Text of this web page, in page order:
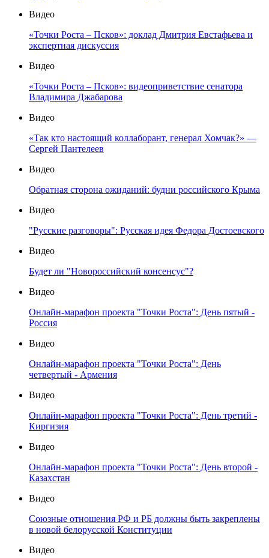
Видео
«Точки Роста – Псков»: доклад Дмитрия Евстафьева и
экспертная дискуссия
Видео
«Точки Роста – Псков»: видеоприветствие сенатора
Владимира Джабарова
Видео
«Так кто настоящий коллаборант, генерал Хомчак?» —
Сергей Пантелеев
Видео
Обратная сторона ожиданий: будни российского Крыма
Видео
"Русские разговоры": Русская идея Федора Достоевского
Видео
Будет ли "Новороссийский консенсус"?
Видео
Онлайн-марафон проекта "Точки Роста": День пятый -
Россия
Видео
Онлайн-марафон проекта "Точки Роста": День
четвертый - Армения
Видео
Онлайн-марафон проекта "Точки Роста": День третий -
Киргизия
Видео
Онлайн-марафон проекта "Точки Роста": День второй -
Казахстан
Видео
Союзные отношения РФ и РБ должны быть закреплены
в новой белорусской Конституции
Видео